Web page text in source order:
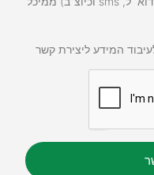
המידע ליצירת קשר